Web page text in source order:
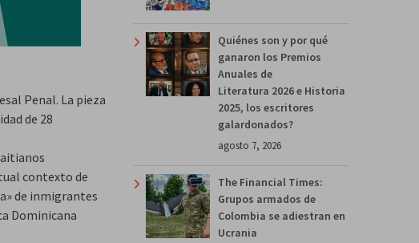
Penal. La pieza
de 28
contexto de
de inmigrantes
Dominicana
Quiénes son y por qué
ganaron los Premios
Anuales de
Literatura 2026 e Historia
2025, los escritores
galardonados?
agosto 7, 2026
The Financial Times:
Grupos armados de
Colombia se adiestran en
Ucrania